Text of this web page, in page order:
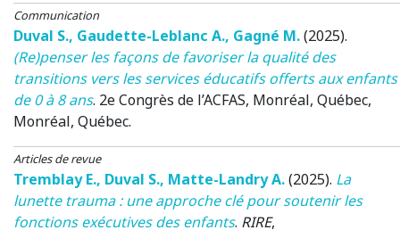
Communication
Duval S., Gaudette-Leblanc A., Gagné M.(2025).
(Re)penser les façons de favoriser la qualité des
transitions vers les services éducatifs offerts aux enfants
de 0 à 8 ans. 2e Congrès de l’ACFAS, Monréal, Québec,
Monréal, Québec.
Articles de revue
Tremblay E., Duval S., Matte-Landry A.(2025). La
lunette trauma : une approche clé pour soutenir les
fonctions exécutives des enfants. RIRE,